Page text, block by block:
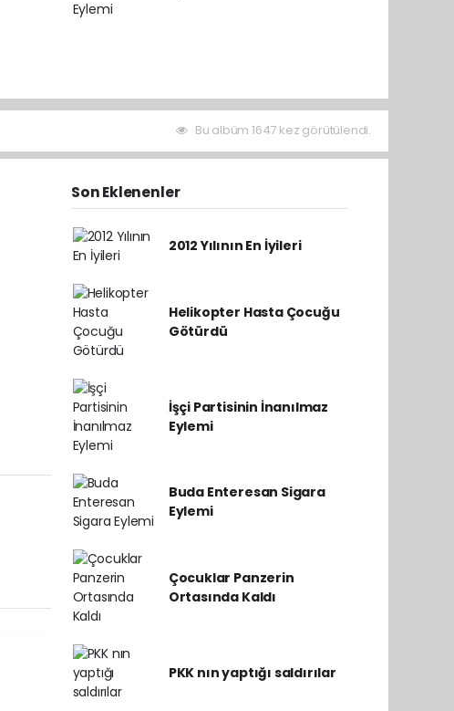
Bu albüm 1647 kez görütülendi.
Son Eklenenler
2012 Yılının En İyileri
Helikopter Hasta Çocuğu
Götürdü
İşçi Partisinin İnanılmaz
Eylemi
Buda Enteresan Sigara
Eylemi
Çocuklar Panzerin
Ortasında Kaldı
PKK nın yaptığı saldırılar